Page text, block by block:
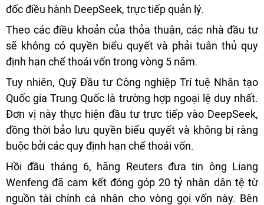
đốc điều hành DeepSeek, trực tiếp quản lý.
Theo các điều khoản của thỏa thuận, các nhà đầu tư
sẽ không có quyền biểu quyết và phải tuân thủ quy
định hạn chế thoái vốn trong vòng 5 năm.
Tuy nhiên, Quỹ Đầu tư Công nghiệp Trí tuệ Nhân tạo
Quốc gia Trung Quốc là trường hợp ngoại lệ duy nhất.
Đơn vị này thực hiện đầu tư trực tiếp vào DeepSeek,
đồng thời bảo lưu quyền biểu quyết và không bị ràng
buộc bởi các quy định hạn chế thoái vốn.
Hồi đầu tháng 6, hãng Reuters đưa tin ông Liang
Wenfeng đã cam kết đóng góp 20 tỷ nhân dân tệ từ
nguồn tài chính cá nhân cho vòng gọi vốn này. Bên